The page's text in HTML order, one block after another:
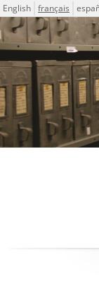
Langue
English français
ICA-